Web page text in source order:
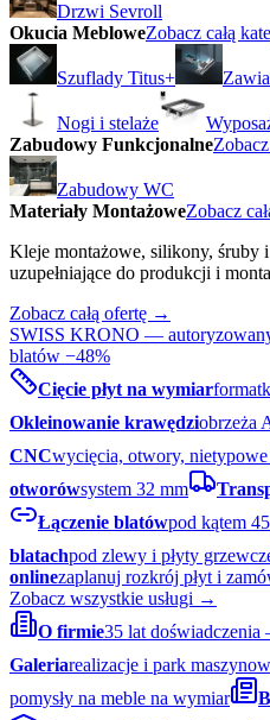
Drzwi Sevroll
Okucia MebloweZobacz całą
Szuflady Titus+
Nogi i stelaże
Zabudowy Funkcjonalne
Zabudowy WC
Materiały MontażoweZobacz
Kleje montażowe, silikony, śruby
uzupełniające do produkcji i
Zobacz całą ofertę →
SWISS KRONO —
blatów −48%
Cięcie płyt na wymiar
Okleinowanie krawędziobrzeża
CNCwycięcia, otwory, nietypowe
otworówsystem 32 mm
Łączenie blatówpod kątem
blatachpod zlewy i płyty
onlinezaplanuj rozkrój płyt i
Zobacz wszystkie usługi →
O firmie35 lat
Galeriarealizacje i park
pomysły na meble na wymiar